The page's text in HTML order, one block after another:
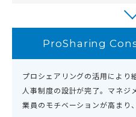
ProSharing
プロシェアリングの活用により
人事制度の設計が完了。マネジ
業員のモチベーションが高まり